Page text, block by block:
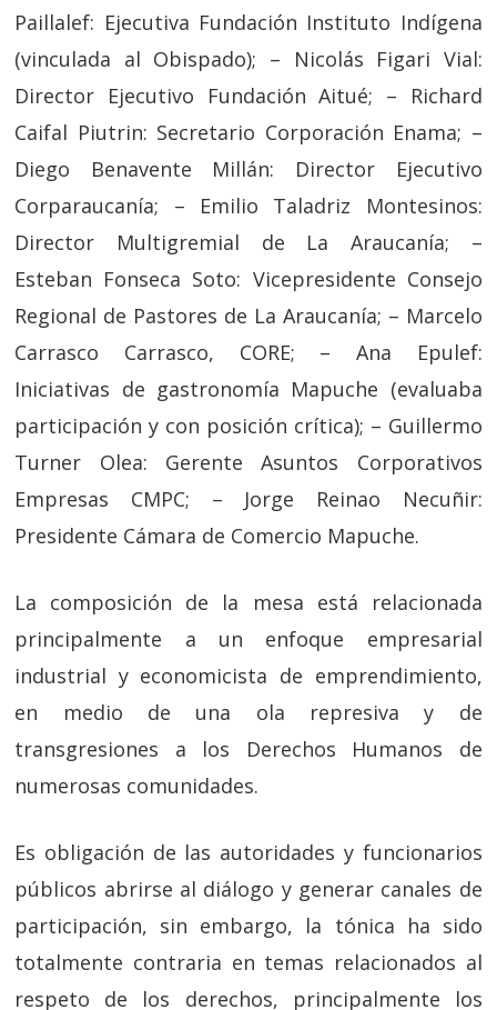
Paillalef: Ejecutiva Fundación Instituto Indígena
(vinculada al Obispado); – Nicolás Figari Vial:
Director Ejecutivo Fundación Aitué; – Richard
Caifal Piutrin: Secretario Corporación Enama; –
Diego Benavente Millán: Director Ejecutivo
Corparaucanía; – Emilio Taladriz Montesinos:
Director Multigremial de La Araucanía; –
Esteban Fonseca Soto: Vicepresidente Consejo
Regional de Pastores de La Araucanía; – Marcelo
Carrasco Carrasco, CORE; – Ana Epulef:
Iniciativas de gastronomía Mapuche (evaluaba
participación y con posición crítica); – Guillermo
Turner Olea: Gerente Asuntos Corporativos
Empresas CMPC; – Jorge Reinao Necuñir:
Presidente Cámara de Comercio Mapuche.
La composición de la mesa está relacionada
principalmente a un enfoque empresarial
industrial y economicista de emprendimiento,
en medio de una ola represiva y de
transgresiones a los Derechos Humanos de
numerosas comunidades.
Es obligación de las autoridades y funcionarios
públicos abrirse al diálogo y generar canales de
participación, sin embargo, la tónica ha sido
totalmente contraria en temas relacionados al
respeto de los derechos, principalmente los